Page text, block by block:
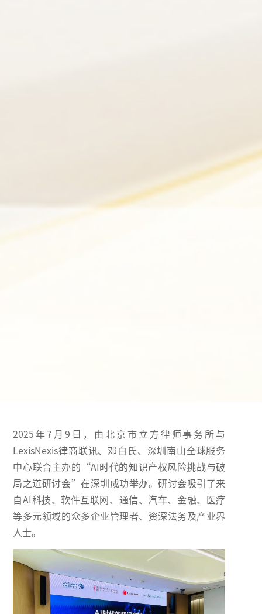
2025年7月9日，由北京市立方律师事务所与
LexisNexis律商联讯、邓白氏、深圳南山全球服务
中心联合主办的“AI时代的知识产权风险挑战与破
局之道研讨会”在深圳成功举办。研讨会吸引了来
自AI科技、软件互联网、通信、汽车、金融、医疗
等多元领域的众多企业管理者、资深法务及产业界
人士。